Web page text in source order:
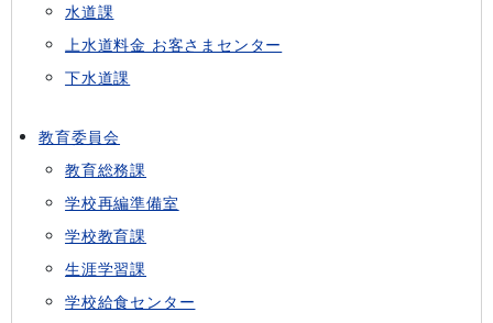
水道課
上水道料金 お客さまセンター
下水道課
教育委員会
教育総務課
学校再編準備室
学校教育課
生涯学習課
学校給食センター